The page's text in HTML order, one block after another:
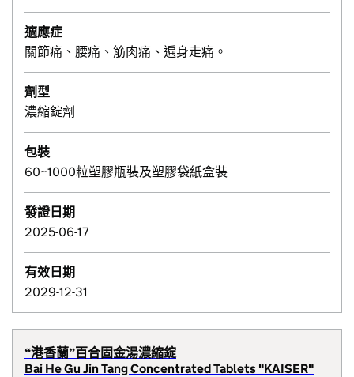
適應症
關節痛、腰痛、筋肉痛、遍身走痛。
劑型
濃縮錠劑
包裝
60~1000粒塑膠瓶裝及塑膠袋紙盒裝
發證日期
2025-06-17
有效日期
2029-12-31
“港香蘭”百合固金湯濃縮錠
Bai He Gu Jin Tang Concentrated Tablets "KAISER"